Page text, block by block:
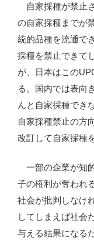
自家採種が禁止
の自家採種までが
統的品種を流通で
採種を禁止できて
が、日本はこの
る。国内では表向
んと自家採種でき
自家採種禁止の方
改訂して自家採種
一部の企業が知
子の権利が奪われ
社会が批判しなけ
してしまえば社
与える結果になる